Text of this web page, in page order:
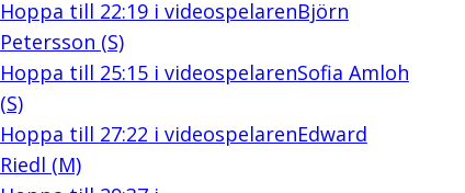
Hoppa till 22:19i videospelarenBjörn
Petersson (S)
Hoppa till 25:15i videospelarenSofia Amloh
(S)
Hoppa till 27:22 i videospelarenEdward
Riedl (M)